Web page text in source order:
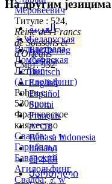
Меровеевич
Титуле : 524,
Reine des Francs
de Soissons et
d'Orléans
Смрт: 532
♀ w
Вульдетрада
Ломбардская
Летинг
(Агилольфинг)
Рођење:
530проц,
Франковское
княжество
Свадба:♂ w
Гарибальд
Баварский
Агилольфинг
Свадба:♂ w
На другим језицима
العربية
Беларуская
Brezhoneg
Čeština
Deutsch
English
Español
Suomi
Français
עברית
Bahasa Indonesia
Italiano
日本語
Ქართული